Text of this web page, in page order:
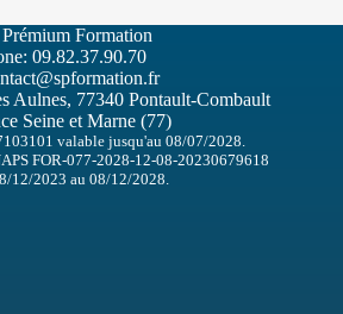
Formation
09.82.37.90.70
Aulnes, 77340 Pontault-Combault
Seine et Marne (77)
valable jusqu'au 08/07/2028.
FOR-077-2028-12-08-20230679618
12/2023 au 08/12/2028.